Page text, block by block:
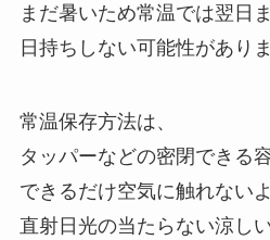
まだ暑いため常温では翌日
日持ちしない可能性がありま
常温保存方法は、
タッパーなどの密閉できる
できるだけ空気に触れない
直射日光の当たらない涼し